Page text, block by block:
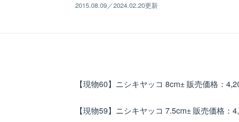
2015.08.09／2024.02.20更新
【現物60】ニシキヤッコ 8cm± 販売価格：
【現物59】ニシキヤッコ 7.5cm± 販売価格：